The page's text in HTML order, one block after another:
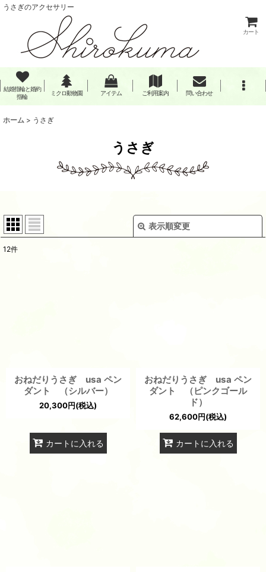
うさぎのアクセサリー
カート
結婚指輪と婚約
指輪
ミクロ動物園 アイテム ご利用案内 問い合わせ
ホーム > うさぎ
うさぎ
表示順変更
12件
おねだりうさぎ usa ペン
ダント （シルバー）
20,300円(税込)
カートに入れる
おねだりうさぎ usa ペン
ダント （ピンクゴール
ド）
62,600円(税込)
カートに入れる